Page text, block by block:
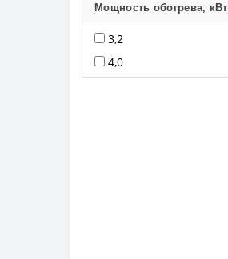
Мощность обогрева, кВт
3,2
4,0